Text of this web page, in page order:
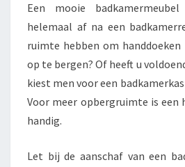
Een mooie
helemaal af na een
ruimte hebben om
op te bergen? Of heeft u
kiest men voor een
Voor meer opbergruimte is een
handig.
Let bij de aanschaf van een